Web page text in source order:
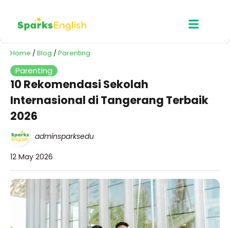
Home /Blog /Parenting
Parenting
10 Rekomendasi Sekolah
Internasional di Tangerang Terbaik
2026
adminsparksedu
12 May 2026